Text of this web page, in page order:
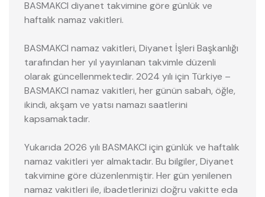
BASMAKCI diyanet takvimine göre günlük ve
haftalık namaz vakitleri.
BASMAKCI namaz vakitleri, Diyanet İşleri Başkanlığı
tarafından her yıl yayınlanan takvimle düzenli
olarak güncellenmektedir. 2024 yılı için Türkiye –
BASMAKCI namaz vakitleri, her günün sabah, öğle,
ikindi, akşam ve yatsı namazı saatlerini
kapsamaktadır.
Yukarıda 2026 yılı BASMAKCI için günlük ve haftalık
namaz vakitleri yer almaktadır. Bu bilgiler, Diyanet
takvimine göre düzenlenmiştir. Her gün yenilenen
namaz vakitleri ile, ibadetlerinizi doğru vakitte eda